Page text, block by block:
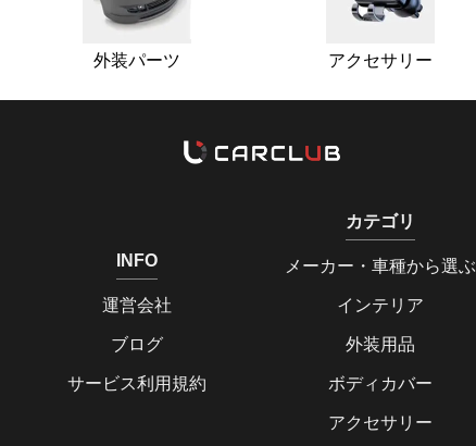
外装パーツ アクセサリー
INFO
運営会社
ブログ
サービス利用規約
カテゴリ
メーカー・車種から選ぶ
インテリア
外装用品
ボディカバー
アクセサリー